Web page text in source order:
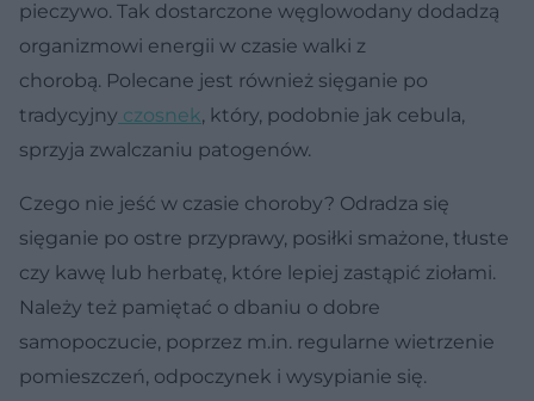
pieczywo. Tak dostarczone węglowodany dodadzą
organizmowi energii w czasie walki z
chorobą. Polecane jest również sięganie po
tradycyjny czosnek, który, podobnie jak cebula,
sprzyja zwalczaniu patogenów.
Czego nie jeść w czasie choroby? Odradza się
sięganie po ostre przyprawy, posiłki smażone, tłuste
czy kawę lub herbatę, które lepiej zastąpić ziołami.
Należy też pamiętać o dbaniu o dobre
samopoczucie, poprzez m.in. regularne wietrzenie
pomieszczeń, odpoczynek i wysypianie się.